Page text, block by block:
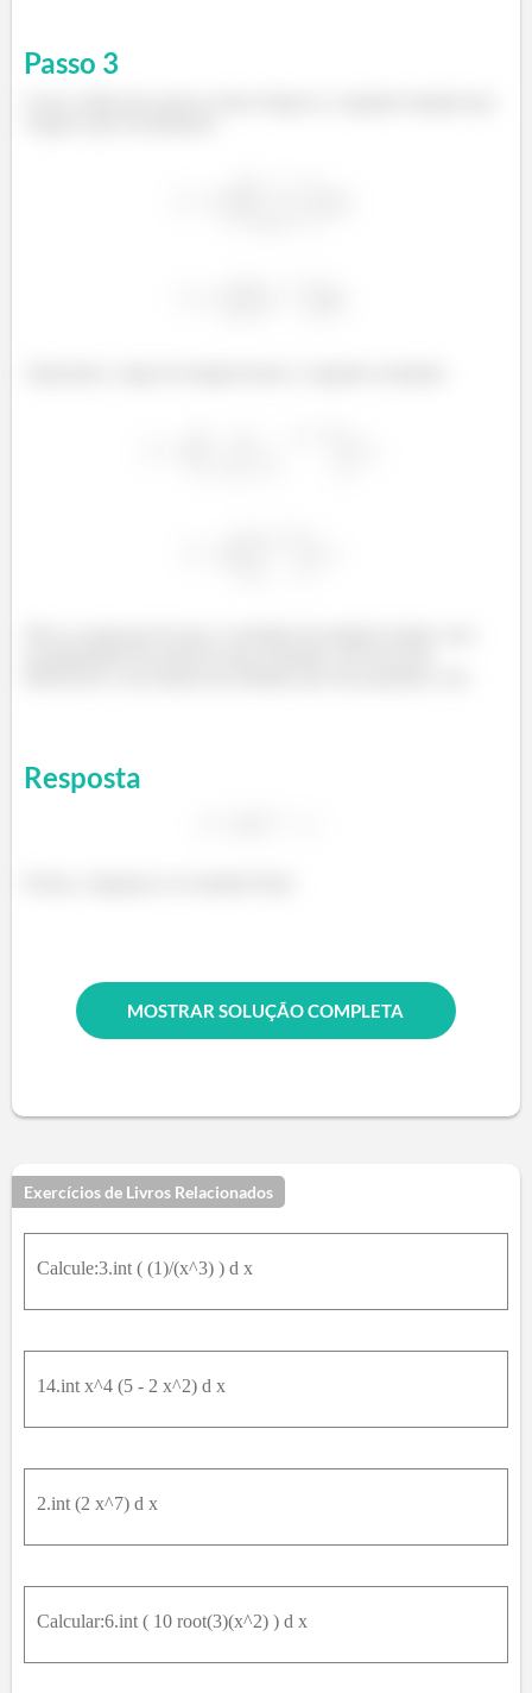
Passo 3
Resposta
MOSTRAR SOLUÇÃO COMPLETA
Exercícios de Livros Relacionados
Calcule:3.int ( (1)/(x^3) ) d x
14.int x^4 (5 - 2 x^2) d x
2.int (2 x^7) d x
Calcular:6.int ( 10 root(3)(x^2) ) d x